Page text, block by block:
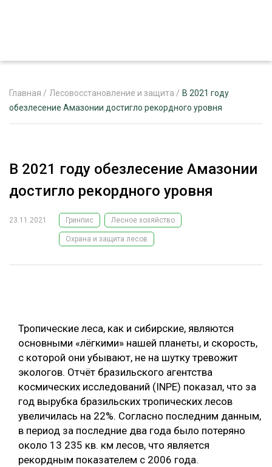
РЕКЛАМОДАТЕЛЯМ
ЛЕСНОЕ ХОЗЯЙСТВО
ЛЕСОЗАГОТОВКА
БИОЭНЕРГЕТИКА
ЛЕСОВОССТАНОВЛЕНИЕ И ЗАЩИТА
ЛОГИСТИКА
ПРОИЗВОДСТВО ДРЕВЕСНЫХ ПЛИТ
ЦБП
ТЕМАТИЧЕСКИЕ ПРОЕКТЫ
ПОДБОРКИ СТАТЕЙ
Главная / Лесовосстановление и защита / В 2021 году
обезлесение Амазонии достигло рекордного уровня
В 2021 году обезлесение Амазонии
достигло рекордного уровня
23.11.2021 Гринпис Лесное хозяйство
Охрана и защита лесов
Тропические леса, как и сибирские, являются
основными «лёгкими» нашей планеты, и скорость,
с которой они убывают, не на шутку тревожит
экологов. Отчёт бразильского агентства
космических исследований (INPE) показал, что за
год вырубка бразильских тропических лесов
увеличилась на 22%. Согласно последним данным,
в период за последние два года было потеряно
около 13 235 кв. км лесов, что является
рекордным показателем с 2006 года.